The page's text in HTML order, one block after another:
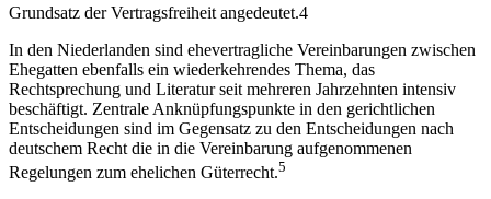
Grundsatz der Vertragsfreiheit angedeutet.4
In den Niederlanden sind ehevertragliche Vereinbarungen zwischen
Ehegatten ebenfalls ein wiederkehrendes Thema, das
Rechtsprechung und Literatur seit mehreren Jahrzehnten intensiv
beschäftigt. Zentrale Anknüpfungspunkte in den gerichtlichen
Entscheidungen sind im Gegensatz zu den Entscheidungen nach
deutschem Recht die in die Vereinbarung aufgenommenen
Regelungen zum ehelichen Güterrecht.5